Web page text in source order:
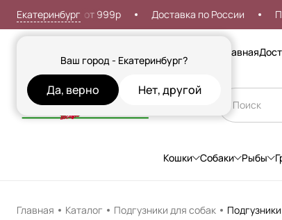
Екатеринбург
Ваш город - Екатеринбург?
Да, верно Нет, другой
доставка от 999р Доставка по России
Главная
Кошки Собаки Рыбы
Главная Каталог Подгузники для собак